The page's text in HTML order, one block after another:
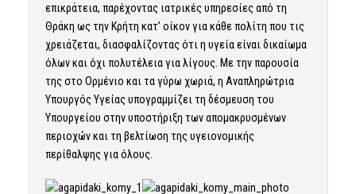
επικράτεια, παρέχοντας ιατρικές υπηρεσίες από τη
Θράκη ως την Κρήτη κατ’ οίκον για κάθε πολίτη που τις
χρειάζεται, διασφαλίζοντας ότι η υγεία είναι δικαίωμα
όλων και όχι πολυτέλεια για λίγους. Με την παρουσία
της στο Ορμένιο και τα γύρω χωριά, η Αναπληρώτρια
Υπουργός Υγείας υπογραμμίζει τη δέσμευση του
Υπουργείου στην υποστήριξη των απομακρυσμένων
περιοχών και τη βελτίωση της υγειονομικής
περίθαλψης για όλους.